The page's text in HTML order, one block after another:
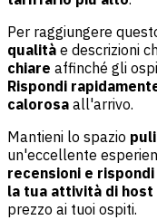
Per raggiungere
qualità e descrizioni
chiare affinché gli
Rispondi
calorosa all'arrivo.
Mantieni lo spazio
un'eccellente
recensioni e rispondi
la tua attività di host
prezzo ai tuoi ospiti.